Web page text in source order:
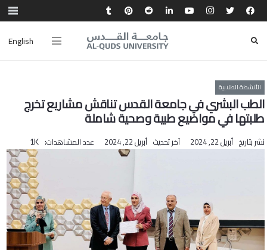
English
الأنشطة الطلابية
الطب البشري في جامعة القدس تناقش مشاريع تخرج
طلبتها في مواضيع طبية وصحية شاملة
نشر بتاريخ أبريل 22, 2024 آخر تحديث أبريل 22, 2024 عدد المشاهدات: 1K